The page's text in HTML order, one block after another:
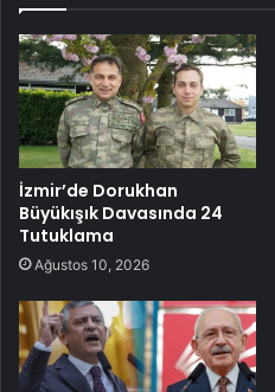
İzmir’de Dorukhan
Büyükışık Davasında 24
Tutuklama
Ağustos 10, 2026